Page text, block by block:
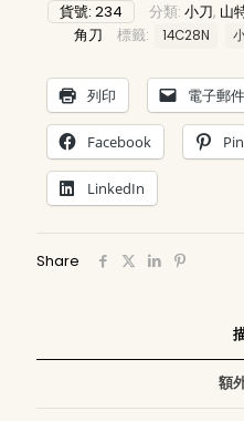
貨號: 234 分類: 小刀, 山
角刀
標籤: 14C28N
列印 電子郵件
Facebook
LinkedIn
Share
額